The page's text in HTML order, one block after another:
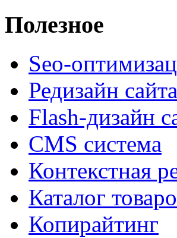
Полезное
Seo-
Редизайн сайта
Flash-дизайн
CMS система
Контекстная
Каталог
Копирайтинг